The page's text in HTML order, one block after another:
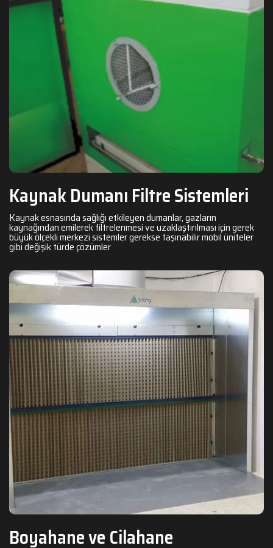
Kaynak Dumanı Filtre Sistemleri
Kaynak esnasında sağlığı etkileyen dumanlar, gazların
kaynağından emilerek filtrelenmesi ve uzaklaştırılması için gerek
büyük ölçekli merkezi sistemler gerekse taşınabilir mobil üniteler
gibi değişik türde çözümler
Boyahane ve Cilahane